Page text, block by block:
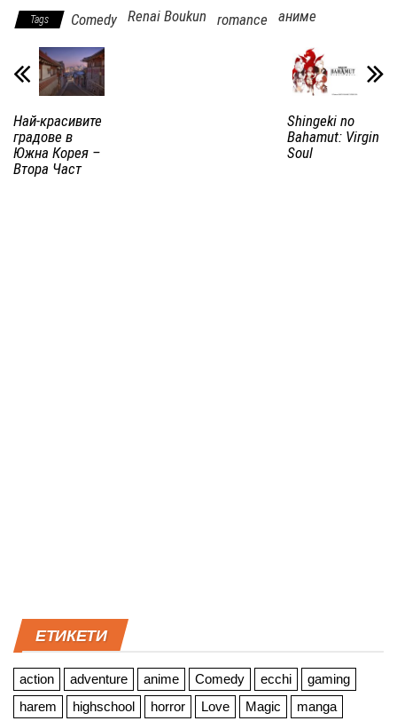
Tags Comedy Renai Boukun romance аниме
Най-красивите
градове в
Южна Корея –
Втора Част
Shingeki no
Bahamut: Virgin
Soul
ЕТИКЕТИ
action adventure anime Comedy ecchi
gaming
harem
highschool horror Love Magic
manga